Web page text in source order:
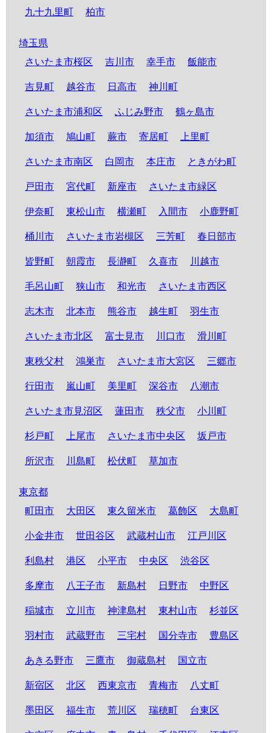
九十九里町 柏市
埼玉県
さいたま市桜区
吉川市 幸手市 飯能市
吉見町 越谷市 日高市 神川町
さいたま市浦和区 ふじみ野市 鶴ヶ島市
加須市 鳩山町 蕨市 寄居町 上里町
さいたま市南区 白岡市 本庄市 ときがわ町
戸田市 宮代町 新座市 さいたま市緑区
伊奈町 東松山市 横瀬町 入間市 小鹿野町
桶川市 さいたま市岩槻区 三芳町 春日部市
皆野町 朝霞市 長瀞町 久喜市 川越市
毛呂山町 狭山市 和光市 さいたま市西区
志木市 北本市 熊谷市 越生町 羽生市
さいたま市北区 富士見市 川口市 滑川町
東秩父村 鴻巣市 さいたま市大宮区 三郷市
行田市 嵐山町 美里町 深谷市 八潮市
さいたま市見沼区 蓮田市 秩父市 小川町
杉戸町 上尾市 さいたま市中央区 坂戸市
所沢市 川島町 松伏町 草加市
東京都
町田市
大田区 東久留米市 葛飾区 大島町
小金井市 世田谷区 武蔵村山市 江戸川区
利島村 港区 小平市 中央区 渋谷区
多摩市 八王子市 新島村 日野市 中野区
稲城市 立川市 神津島村 東村山市 杉並区
羽村市 武蔵野市 三宅村 国分寺市 豊島区
あきる野市 三鷹市 御蔵島村 国立市
新宿区 北区 西東京市 青梅市 八丈町
墨田区 福生市 荒川区 瑞穂町 台東区